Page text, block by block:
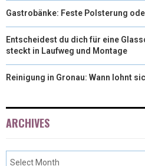
Gastrobänke: Feste Polsterung
Entscheidest du dich für eine
steckt in Laufweg und Montage
Reinigung in Gronau: Wann lohnt
ARCHIVES